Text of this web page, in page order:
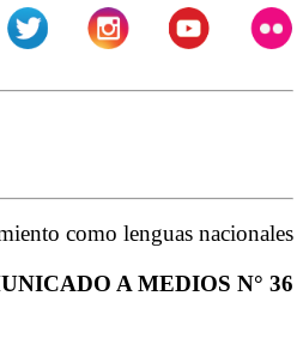
como lenguas nacionales
A MEDIOS N° 36